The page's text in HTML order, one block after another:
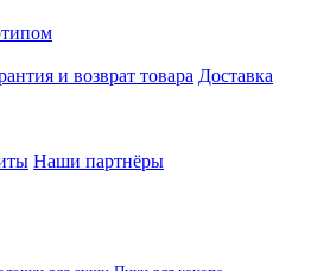
и возврат товара Доставка
Наши партнёры